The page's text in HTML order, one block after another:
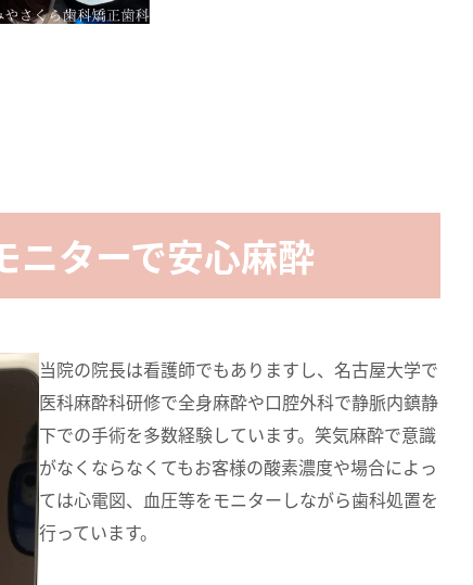
ニターで安心麻酔
当院の院長は看護師でもありますし、名古屋大学で
医科麻酔科研修で全身麻酔や口腔外科で静脈内鎮静
下での手術を多数経験しています。笑気麻酔で意識
がなくならなくてもお客様の酸素濃度や場合によっ
ては心電図、血圧等をモニターしながら歯科処置を
行っています。